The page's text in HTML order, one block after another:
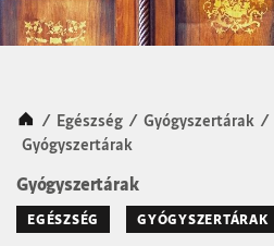
Kezdőlap
/ Egészség / Gyógyszertárak /
Gyógyszertárak
Gyógyszertárak
EGÉSZSÉG GYÓGYSZERTÁRAK